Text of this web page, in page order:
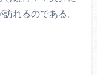
れるのである。